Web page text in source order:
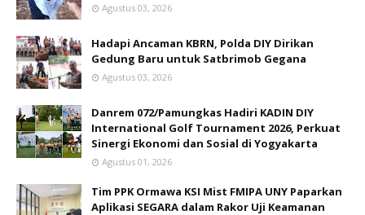
Agustus 03, 2026
Hadapi Ancaman KBRN, Polda DIY Dirikan
Gedung Baru untuk Satbrimob Gegana
Agustus 03, 2026
Danrem 072/Pamungkas Hadiri KADIN DIY
International Golf Tournament 2026, Perkuat
Sinergi Ekonomi dan Sosial di Yogyakarta
Agustus 01, 2026
Tim PPK Ormawa KSI Mist FMIPA UNY Paparkan
Aplikasi SEGARA dalam Rakor Uji Keamanan